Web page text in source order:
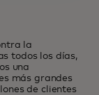
la
todos los días,
una
más grandes
de clientes